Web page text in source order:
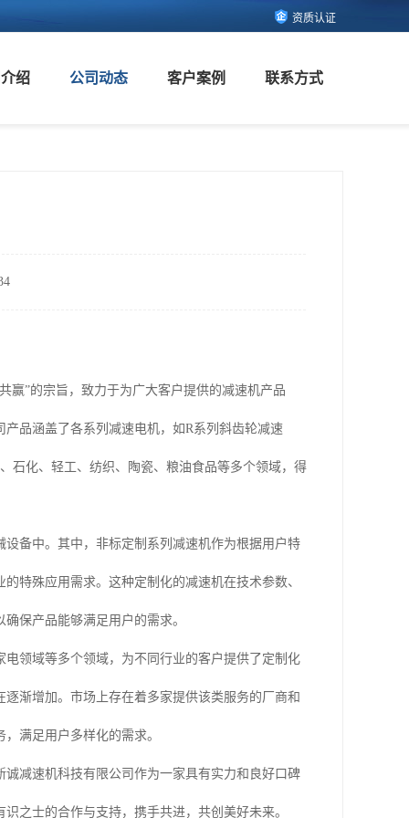
资质认证
绍 公司动态 客户案例 联系方式
赢”的宗旨，致力于为广大客户提供的减速机产品
品涵盖了各系列减速电机，如R系列斜齿轮减速
石化、轻工、纺织、陶瓷、粮油食品等多个领域，得
备中。其中，非标定制系列减速机作为根据用户特
特殊应用需求。这种定制化的减速机在技术参数、
保产品能够满足用户的需求。
领域等多个领域，为不同行业的客户提供了定制化
渐增加。市场上存在着多家提供该类服务的厂商和
满足用户多样化的需求。
减速机科技有限公司作为一家具有实力和良好口碑
之士的合作与支持，携手共进，共创美好未来。